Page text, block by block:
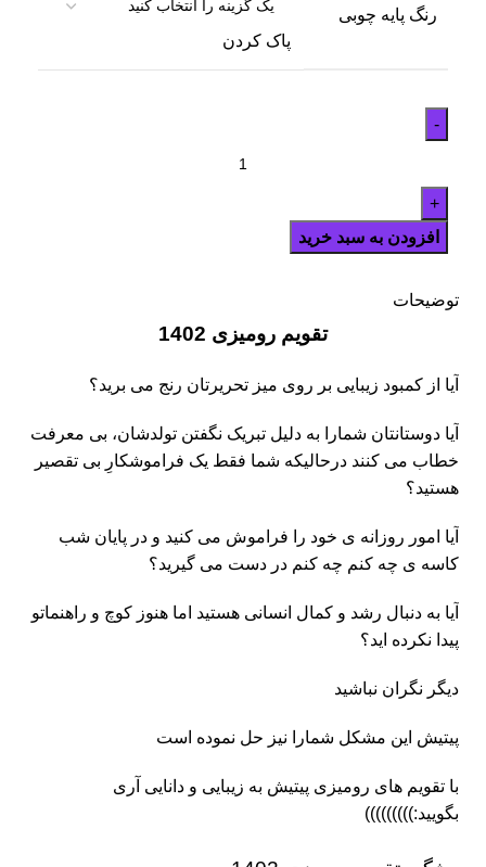
رنگ پایه چوبی
پاک کردن
افزودن به سبد خرید
توضیحات
تقویم رومیزی 1402
آیا از کمبود زیبایی بر روی میز تحریرتان رنج می برید؟
آیا دوستانتان شمارا به دلیل تبریک نگفتن تولدشان، بی معرفت
خطاب می کنند درحالیکه شما فقط یک فراموشکارِ بی تقصیر
هستید؟
آیا امور روزانه ی خود را فراموش می کنید و در پایان شب
کاسه ی چه کنم چه کنم در دست می گیرید؟
آیا به دنبال رشد و کمال انسانی هستید اما هنوز کوچ و راهنماتو
پیدا نکرده اید؟
دیگر نگران نباشید
پیتیش این مشکل شمارا نیز حل نموده است
با تقویم های رومیزی پیتیش به زیبایی و دانایی آری
بگویید:)))))))))